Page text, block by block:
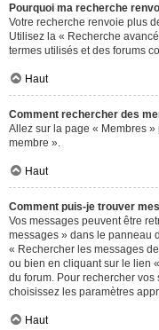
Pourquoi ma recherche
Votre recherche renvoie plus
Utilisez la « Recherche
termes utilisés et des forums
Haut
Comment rechercher des
Allez sur la page « Membres
membre ».
Haut
Comment puis-je trouver
Vos messages peuvent être
messages » dans le panneau
« Rechercher les messages
ou bien en cliquant sur le lien
du forum. Pour rechercher
choisissez les paramètres
Haut